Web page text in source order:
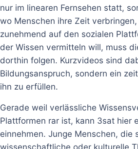
nur im linearen Fernsehen statt,
wo Menschen ihre Zeit
zunehmend auf den sozialen
der Wissen vermitteln will, muss
dorthin folgen. Kurzvideos sind
Bildungsanspruch, sondern ein
ihn zu erfüllen.
Gerade weil verlässliche
Plattformen rar ist, kann 3sat hier
einnehmen. Junge Menschen, die
wissenschaftliche oder kulturelle